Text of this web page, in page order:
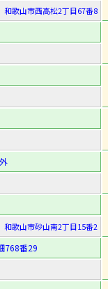
和歌山市西高松2丁目67番8
和歌山市砂山南2丁目15番2
768番29